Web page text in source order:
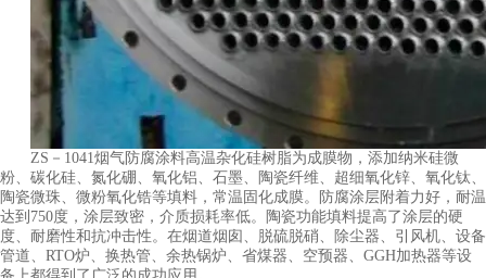
ZS－1041烟气防腐涂料高温杂化硅树脂为成膜物，添加纳米硅微
粉、碳化硅、氮化硼、氧化铝、石墨、陶瓷纤维、超细氧化锌、氧化钛、
陶瓷微珠、微粉氧化锆等填料，常温固化成膜。防腐涂层附着力好，耐温
达到750度，涂层致密，介质损耗率低。陶瓷功能填料提高了涂层的硬
度、耐磨性和抗冲击性。在烟道烟囱、脱硫脱硝、除尘器、引风机、设备
管道、RTO炉、换热管、余热锅炉、省煤器、空预器、GGH加热器等设